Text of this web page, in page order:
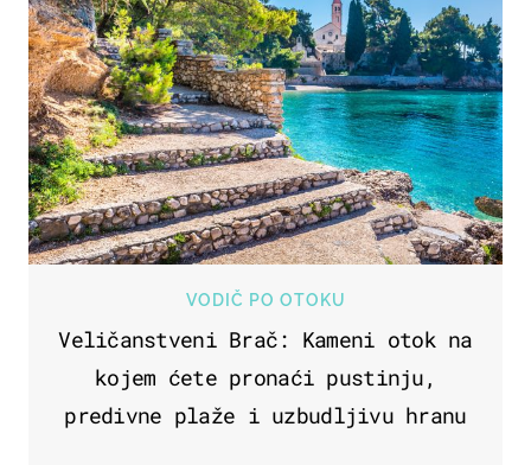
VODIČ PO OTOKU
Veličanstveni Brač: Kameni otok na
kojem ćete pronaći pustinju,
predivne plaže i uzbudljivu hranu